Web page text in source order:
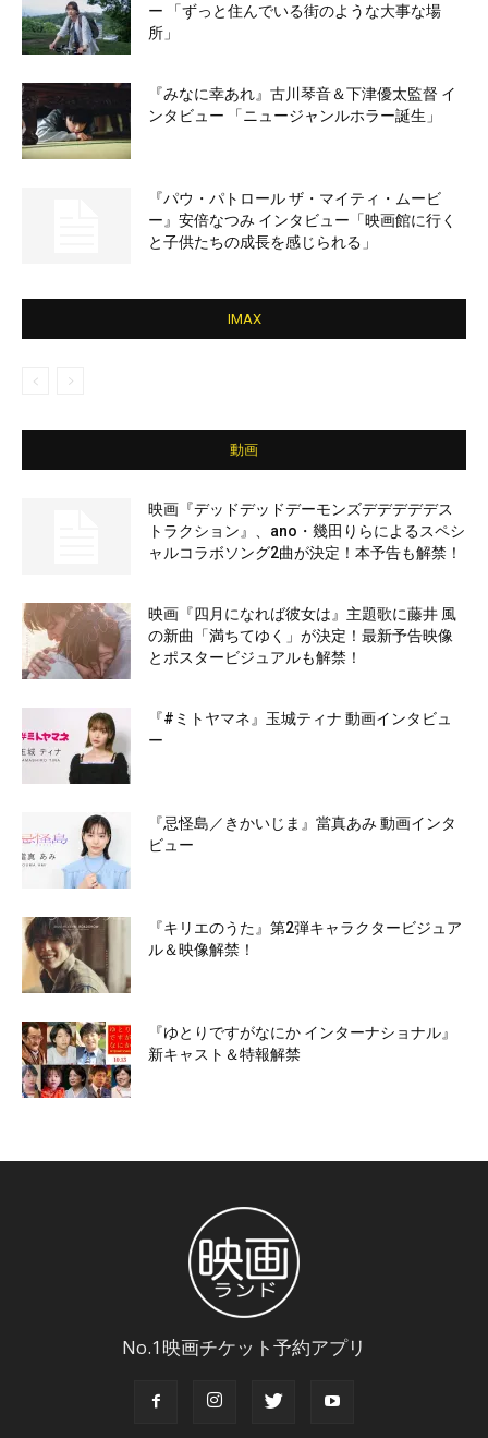
ー 「ずっと住んでいる街のような大事な場
所」
『みなに幸あれ』古川琴音＆下津優太監督 イ
ンタビュー 「ニュージャンルホラー誕生」
『パウ・パトロール ザ・マイティ・ムービ
ー』安倍なつみ インタビュー「映画館に行く
と子供たちの成長を感じられる」
IMAX
動画
映画『デッドデッドデーモンズデデデデデス
トラクション』、ano・幾田りらによるスペシ
ャルコラボソング2曲が決定！本予告も解禁！
映画『四月になれば彼女は』主題歌に藤井 風
の新曲「満ちてゆく」が決定！最新予告映像
とポスタービジュアルも解禁！
『#ミトヤマネ』玉城ティナ 動画インタビュ
ー
『忌怪島／きかいじま』當真あみ 動画インタ
ビュー
『キリエのうた』第2弾キャラクタービジュア
ル＆映像解禁！
『ゆとりですがなにか インターナショナル』
新キャスト＆特報解禁
No.1映画チケット予約アプリ